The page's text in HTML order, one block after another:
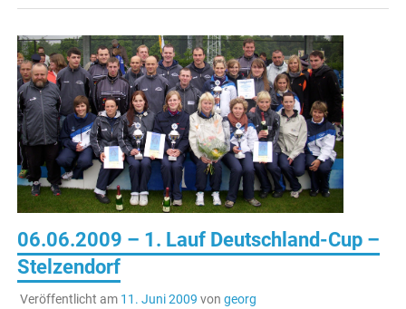
06.06.2009 – 1. Lauf Deutschland-Cup –
Stelzendorf
Veröffentlicht am 11. Juni 2009 von georg